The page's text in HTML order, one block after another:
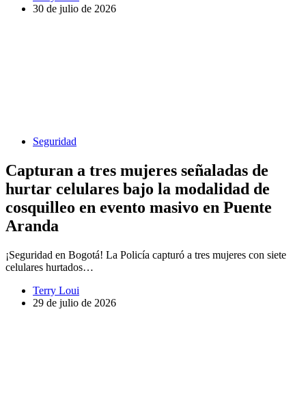
30 de julio de 2026
Seguridad
Capturan a tres mujeres señaladas de
hurtar celulares bajo la modalidad de
cosquilleo en evento masivo en Puente
Aranda
¡Seguridad en Bogotá! La Policía capturó a tres mujeres con siete
celulares hurtados…
Terry Loui
29 de julio de 2026